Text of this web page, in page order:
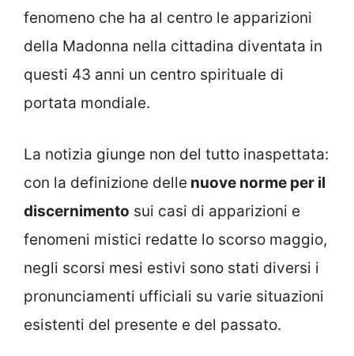
fenomeno che ha al centro le apparizioni
della Madonna nella cittadina diventata in
questi 43 anni un centro spirituale di
portata mondiale.
La notizia giunge non del tutto inaspettata:
con la definizione delle nuove norme per il
discernimento sui casi di apparizioni e
fenomeni mistici redatte lo scorso maggio,
negli scorsi mesi estivi sono stati diversi i
pronunciamenti ufficiali su varie situazioni
esistenti del presente e del passato.